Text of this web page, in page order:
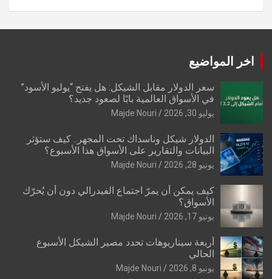
اخر المواضيع
سعر الدولار مقابل الشيكل: هل يفتح “يوليو الأسود”
في الأسواق العالمية بابًا لصعود جديد؟
يوليو 30, 2026 Majde Nouri
الدولار شيكل وناسداك تحت المجهر.. كيف ستؤثر
البيانات والتقارير على الأسواق هذا الأسبوع؟
يونيو 28, 2026 Majde Nouri
كيف يمكن أن يمرّ اجتماع الفيدرالي دون أن يُحرّك
الأسواق؟
يونيو 17, 2026 Majde Nouri
أربعة سيناريوهات تحدد مصير الشيكل الأسبوع
الحالي
يونيو 8, 2026 Majde Nouri